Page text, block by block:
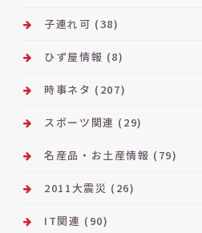
子連れ可 (38)
ひず屋情報 (8)
時事ネタ (207)
スポーツ関連 (29)
名産品・お土産情報 (79)
2011大震災 (26)
IT関連 (90)